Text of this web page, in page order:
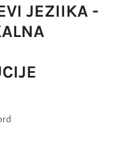
JEZIIKA -